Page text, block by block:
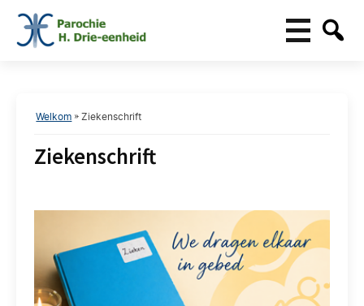
Welkom »Ziekenschrift
Ziekenschrift